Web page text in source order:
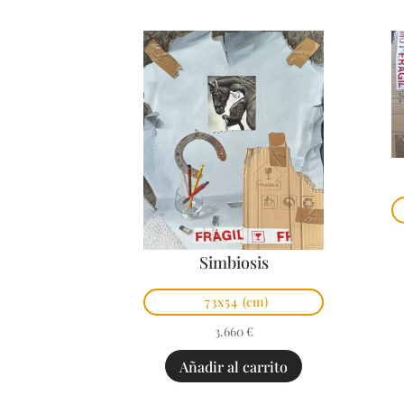
Simbiosis
73x54 (cm)
3.660 €
Añadir al carrito